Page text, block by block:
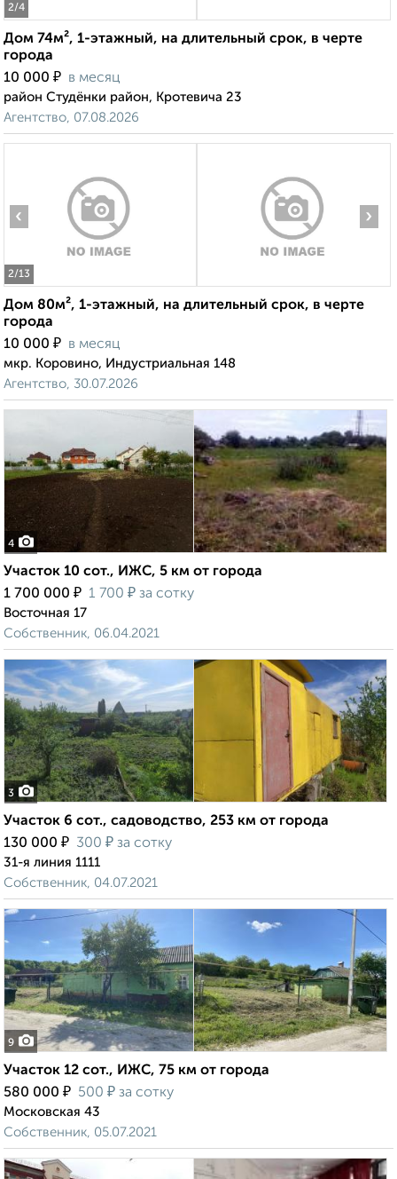
2/4
Дом 74м², 1-этажный, на длительный срок, в черте
города
10 000 ₽ в месяц
район Студёнки район, Кротевича 23
Агентство, 07.08.2026
2/13
‹ ›
Дом 80м², 1-этажный, на длительный срок, в черте
города
10 000 ₽ в месяц
мкр. Коровино, Индустриальная 148
Агентство, 30.07.2026
4
Участок 10 сот., ИЖС, 5 км от города
1 700 000 ₽ 1 700 ₽ за сотку
Восточная 17
Собственник, 06.04.2021
3
Участок 6 сот., садоводство, 253 км от города
130 000 ₽ 300 ₽ за сотку
31-я линия 1111
Собственник, 04.07.2021
9
Участок 12 сот., ИЖС, 75 км от города
580 000 ₽ 500 ₽ за сотку
Московская 43
Собственник, 05.07.2021